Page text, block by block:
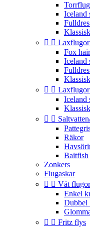
Iceland
  Laxflugor
Fox hair
Iceland
 
Iceland
 
Räkor
Baitfish
Zonkers
Flugaskar
  Våt flugor
Enkel
Dubbel
  Fritz flys